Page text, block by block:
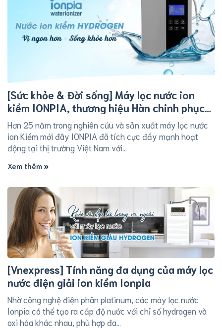
[Sức khỏe & Đời sống] Máy lọc nước ion
kiềm IONPIA, thương hiệu Hàn chinh phục
người Việt
Hơn 25 năm trong nghiên cứu và sản xuất máy lọc nước
ion Kiềm mới đây IONPIA đã tích cực đẩy mạnh hoạt
động tại thị trường Việt Nam với...
Xem thêm
[Vnexpress] Tính năng đa dụng của máy lọc
nước điện giải ion kiềm Ionpia
Nhờ công nghệ điện phân platinum, các máy lọc nước
Ionpia có thể tạo ra cấp độ nước với chỉ số hydrogen và
oxi hóa khác nhau, phù hợp đa...